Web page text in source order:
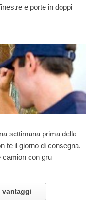
e porte in doppi
settimana prima della
te il giorno di consegna.
camion con gru
vantaggi